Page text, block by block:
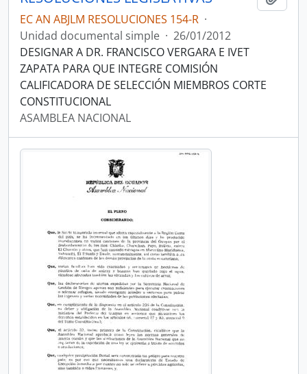
EC AN ABJLM RESOLUCIONES 154-R ·
Unidad documental simple · 26/01/2012
DESIGNAR A DR. FRANCISCO VERGARA E IVET
ZAPATA PARA QUE INTEGRE COMISIÓN
CALIFICADORA DE SELECCIÓN MIEMBROS CORTE
CONSTITUCIONAL
ASAMBLEA NACIONAL